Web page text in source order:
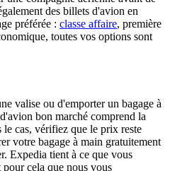
des billets d'avion en
préférée : classe affaire, première
toutes vos options sont
valise ou d'emporter un bagage à
bon marché comprend la
le cas, vérifiez que le prix reste
votre bagage à main gratuitement
Expedia tient à ce que vous
cela que nous vous